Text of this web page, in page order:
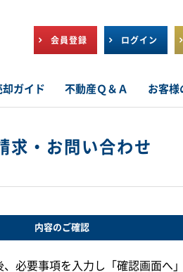
会員登録 ログイン
却ガイド 不動産Ｑ＆Ａ お客様
求・お問い合わせ
内容のご確認
、必要事項を入力し「確認画面へ